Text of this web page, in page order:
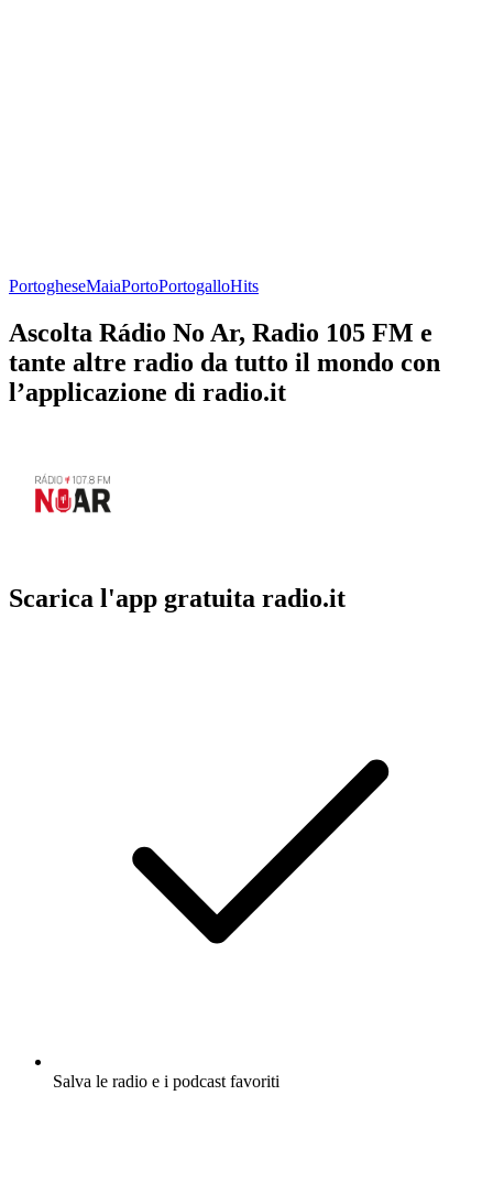
PortogheseMaiaPortoPortogalloHits
Ascolta Rádio No Ar, Radio 105 FM e
tante altre radio da tutto il mondo con
l’applicazione di radio.it
Scarica l'app gratuita radio.it
Salva le radio e i podcast favoriti